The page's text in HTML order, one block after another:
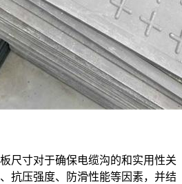
寸对于确保电缆沟的和实用性关
抗压强度、防滑性能等因素，并结